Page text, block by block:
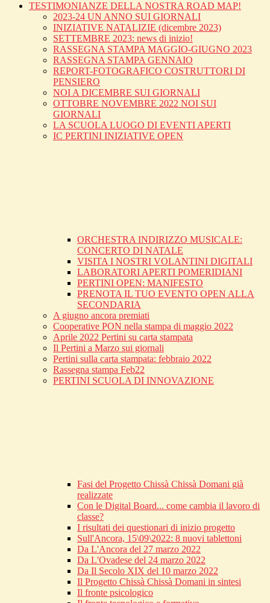
TESTIMONIANZE DELLA NOSTRA ROAD MAP!
2023-24 UN ANNO SUI GIORNALI
INIZIATIVE NATALIZIE (dicembre 2023)
SETTEMBRE 2023: news di inizio!
RASSEGNA STAMPA MAGGIO-GIUGNO 2023
RASSEGNA STAMPA GENNAIO
REPORT-FOTOGRAFICO COSTRUTTORI DI
PENSIERO
NOI A DICEMBRE SUI GIORNALI
OTTOBRE NOVEMBRE 2022 NOI SUI
GIORNALI
LA SCUOLA LUOGO DI EVENTI APERTI
IC PERTINI INIZIATIVE OPEN
ORCHESTRA INDIRIZZO MUSICALE:
CONCERTO DI NATALE
VISITA I NOSTRI VOLANTINI DIGITALI
LABORATORI APERTI POMERIDIANI
PERTINI OPEN: MANIFESTO
PRENOTA IL TUO EVENTO OPEN ALLA
SECONDARIA
A giugno ancora premiati
Cooperative PON nella stampa di maggio 2022
Aprile 2022 Pertini su carta stampata
Il Pertini a Marzo sui giornali
Pertini sulla carta stampata: febbraio 2022
Rassegna stampa Feb22
PERTINI SCUOLA DI INNOVAZIONE
Fasi del Progetto Chissà Chissà Domani già
realizzate
Con le Digital Board... come cambia il lavoro di
classe?
I risultati dei questionari di inizio progetto
Sull'Ancora, 15\09\2022: 8 nuovi tablettoni
Da L'Ancora del 27 marzo 2022
Da L'Ovadese del 24 marzo 2022
Da Il Secolo XIX del 10 marzo 2022
Il Progetto Chissà Chissà Domani in sintesi
Il fronte psicologico